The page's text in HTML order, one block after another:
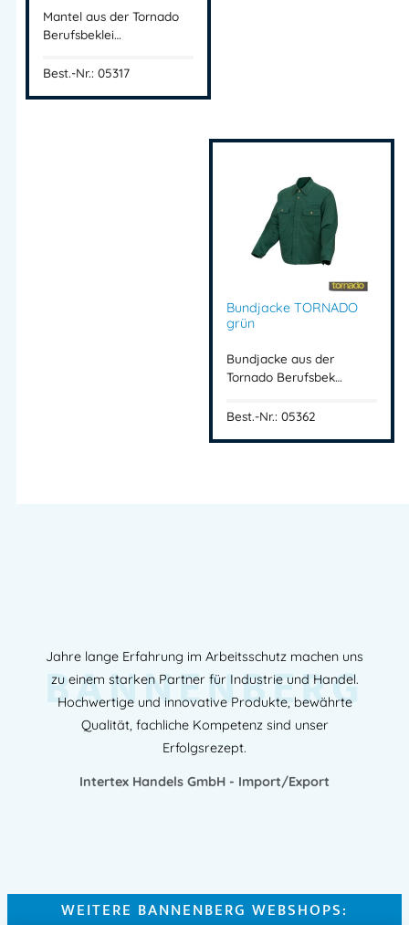
Mantel aus der Tornado
Berufsbeklei…
Best.-Nr.: 05317
Bundjacke TORNADO
grün
Bundjacke aus der
Tornado Berufsbek…
Best.-Nr.: 05362
Jahre lange Erfahrung im Arbeitsschutz machen uns
zu einem starken Partner für Industrie und Handel.
Hochwertige und innovative Produkte, bewährte
Qualität, fachliche Kompetenz sind unser
Erfolgsrezept.
Intertex Handels GmbH - Import/Export
BANNENBERG
WEITERE BANNENBERG WEBSHOPS: